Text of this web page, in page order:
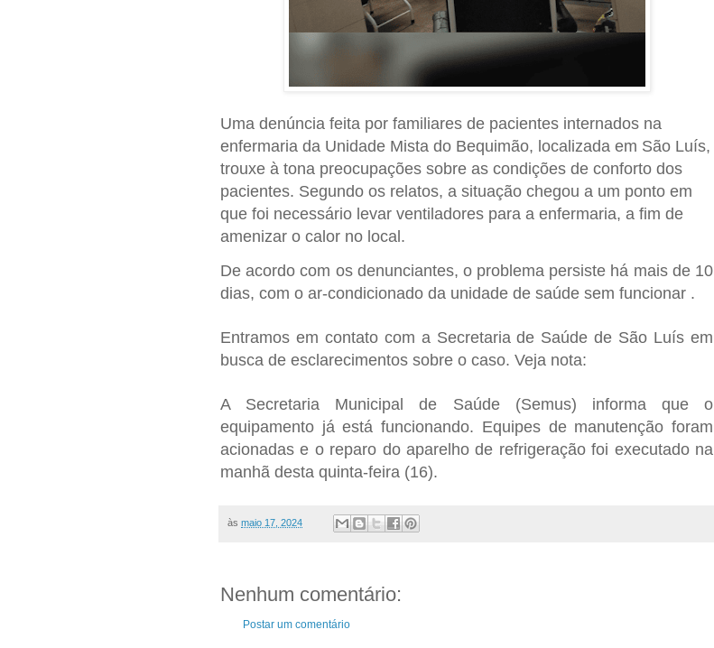
Uma denúncia feita por familiares de pacientes internados na
enfermaria da Unidade Mista do Bequimão, localizada em São Luís,
trouxe à tona preocupações sobre as condições de conforto dos
pacientes. Segundo os relatos, a situação chegou a um ponto em
que foi necessário levar ventiladores para a enfermaria, a fim de
amenizar o calor no local.
De acordo com os denunciantes, o problema persiste há mais de 10
dias, com o ar-condicionado da unidade de saúde sem funcionar .
Entramos em contato com a Secretaria de Saúde de São Luís em
busca de esclarecimentos sobre o caso. Veja nota:
A Secretaria Municipal de Saúde (Semus) informa que o
equipamento já está funcionando. Equipes de manutenção foram
acionadas e o reparo do aparelho de refrigeração foi executado na
manhã desta quinta-feira (16).
às maio 17, 2024
Nenhum comentário:
Postar um comentário